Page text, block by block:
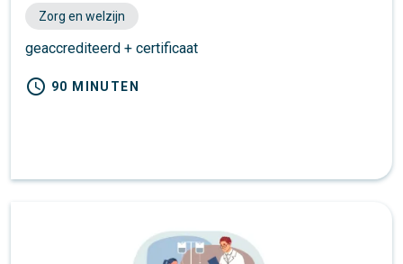
Zorg en welzijn
geaccrediteerd + certificaat
schedule 90 MINUTEN